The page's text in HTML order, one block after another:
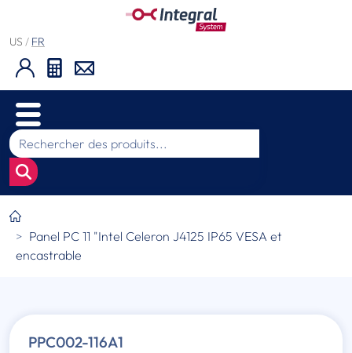
US / FR
Panel PC 11 "Intel Celeron J4125 IP65 VESA et
encastrable
PPC002-116A1